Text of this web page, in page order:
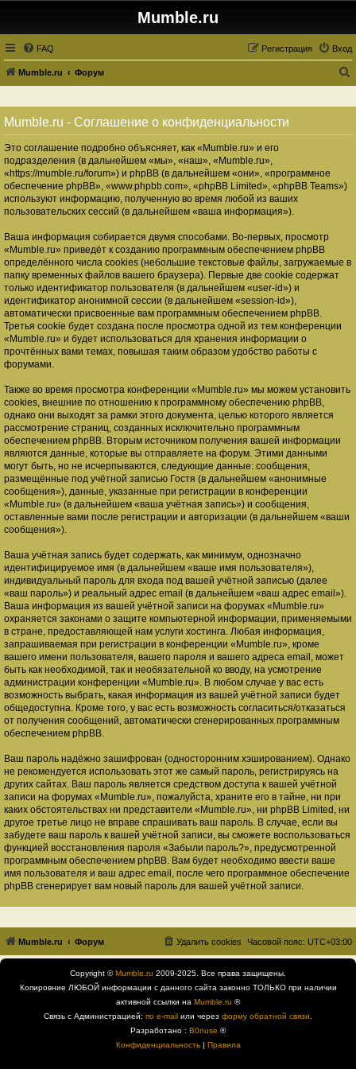
Mumble.ru
FAQ Вход
Регистрация
Mumble.ru Форум
и
Mumble.ru - Соглашение о конфиденциальности
Это соглашение подробно объясняет, как «Mumble.ru» и его
подразделения (в дальнейшем «мы», «наш», «Mumble.ru»,
«https://mumble.ru/forum») и phpBB (в дальнейшем «они», «программное
обеспечение phpBB», «www.phpbb.com», «phpBB Limited», «phpBB Teams»)
используют информацию, полученную во время любой из ваших
пользовательских сессий (в дальнейшем «ваша информация»).
Ваша информация собирается двумя способами. Во-первых, просмотр
«Mumble.ru» приведёт к созданию программным обеспечением phpBB
определённого числа cookies (небольшие текстовые файлы, загружаемые в
папку временных файлов вашего браузера). Первые две cookie содержат
только идентификатор пользователя (в дальнейшем «user-id») и
идентификатор анонимной сессии (в дальнейшем «session-id»),
автоматически присвоенные вам программным обеспечением phpBB.
Третья cookie будет создана после просмотра одной из тем конференции
«Mumble.ru» и будет использоваться для хранения информации о
прочтённых вами темах, повышая таким образом удобство работы с
форумами.
Также во время просмотра конференции «Mumble.ru» мы можем установить
cookies, внешние по отношению к программному обеспечению phpBB,
однако они выходят за рамки этого документа, целью которого является
рассмотрение страниц, созданных исключительно программным
обеспечением phpBB. Вторым источником получения вашей информации
являются данные, которые вы отправляете на форум. Этими данными
могут быть, но не исчерпываются, следующие данные: сообщения,
размещённые под учётной записью Гостя (в дальнейшем «анонимные
сообщения»), данные, указанные при регистрации в конференции
«Mumble.ru» (в дальнейшем «ваша учётная запись») и сообщения,
оставленные вами после регистрации и авторизации (в дальнейшем «ваши
сообщения»).
Ваша учётная запись будет содержать, как минимум, однозначно
идентифицируемое имя (в дальнейшем «ваше имя пользователя»),
индивидуальный пароль для входа под вашей учётной записью (далее
«ваш пароль») и реальный адрес email (в дальнейшем «ваш адрес email»).
Ваша информация из вашей учётной записи на форумах «Mumble.ru»
охраняется законами о защите компьютерной информации, применяемыми
в стране, предоставляющей нам услуги хостинга. Любая информация,
запрашиваемая при регистрации в конференции «Mumble.ru», кроме
вашего имени пользователя, вашего пароля и вашего адреса email, может
быть как необходимой, так и необязательной ко вводу, на усмотрение
администрации конференции «Mumble.ru». В любом случае у вас есть
возможность выбрать, какая информация из вашей учётной записи будет
общедоступна. Кроме того, у вас есть возможность согласиться/отказаться
от получения сообщений, автоматически сгенерированных программным
обеспечением phpBB.
Ваш пароль надёжно зашифрован (односторонним хэшированием). Однако
не рекомендуется использовать этот же самый пароль, регистрируясь на
других сайтах. Ваш пароль является средством доступа к вашей учётной
записи на форумах «Mumble.ru», пожалуйста, храните его в тайне, ни при
каких обстоятельствах ни представители «Mumble.ru», ни phpBB Limited, ни
другое третье лицо не вправе спрашивать ваш пароль. В случае, если вы
забудете ваш пароль к вашей учётной записи, вы сможете воспользоваться
функцией восстановления пароля «Забыли пароль?», предусмотренной
программным обеспечением phpBB. Вам будет необходимо ввести ваше
имя пользователя и ваш адрес email, после чего программное обеспечение
phpBB сгенерирует вам новый пароль для вашей учётной записи.
Mumble.ru Форум Часовой пояс: UTC+03:00
Удалить cookies
Copyright ©Mumble.ru 2009-2025. Все права защищены.
Копировние ЛЮБОЙ информации с данного сайта законно ТОЛЬКО при наличии
активной ссылки на Mumble.ru ®
Связь с Администрацией: по e-mail или через форму обратной связи
Разработано : B0nuse ®
Конфиденциальность| Правила